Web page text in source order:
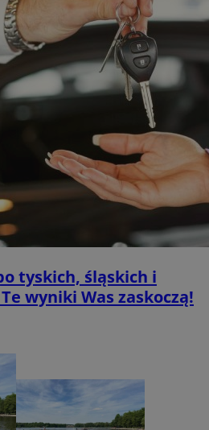
tyskich, śląskich i
wyniki Was zaskoczą!